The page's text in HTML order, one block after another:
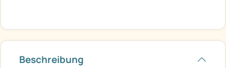
Beschreibung